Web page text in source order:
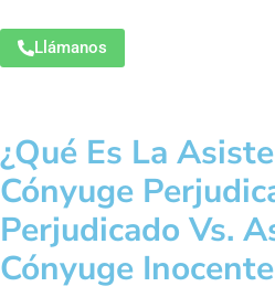
Llámanos
¿Qué Es La
Cónyuge
Perjudicado Vs.
Cónyuge Inocente